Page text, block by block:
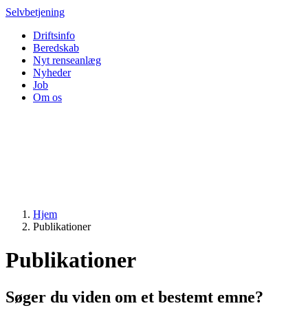
Selvbetjening
Driftsinfo
Beredskab
Nyt renseanlæg
Nyheder
Job
Om os
Hjem
Publikationer
Publikationer
Søger du viden om et bestemt emne?